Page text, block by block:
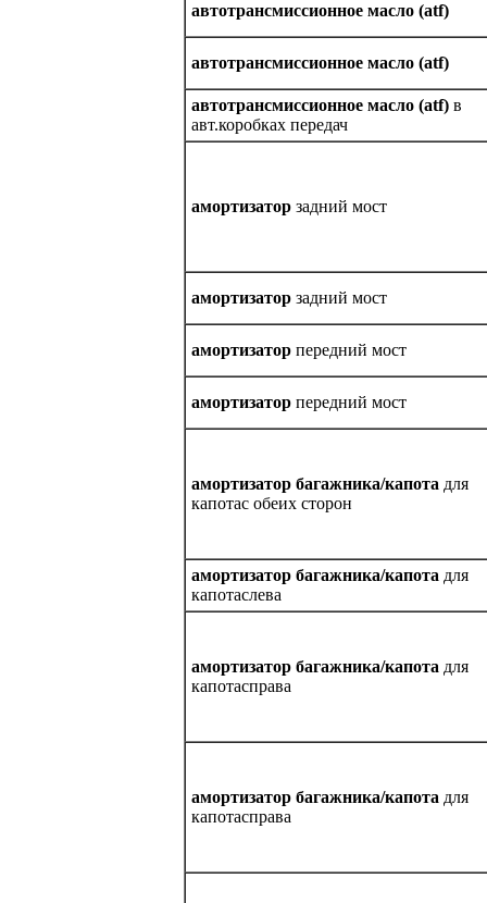
автотрансмиссионное масло (atf)
автотрансмиссионное масло (atf)
автотрансмиссионное масло (atf) в
авт.коробках передач
амортизатор задний мост
амортизатор задний мост
амортизатор передний мост
амортизатор передний мост
амортизатор багажника/капота для
капотас обеих сторон
амортизатор багажника/капота для
капотаслева
амортизатор багажника/капота для
капотасправа
амортизатор багажника/капота для
капотасправа